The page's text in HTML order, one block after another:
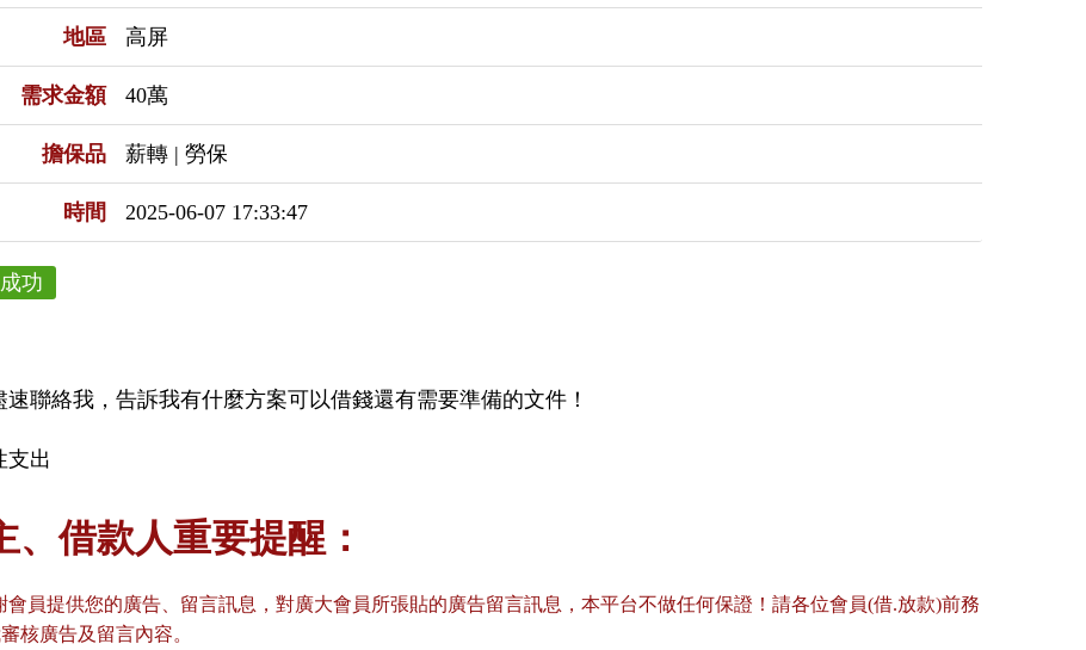
地區 高屏
需求金額 40萬
擔保品 薪轉 | 勞保
時間 2025-06-07 17:33:47
功
速聯絡我，告訴我有什麼方案可以借錢還有需要準備的文件！
支出
、借款人重要提醒：
會員提供您的廣告、留言訊息，對廣大會員所張貼的廣告留言訊息，本平台不做任何保證！請各位會員(借.放款)前務
核廣告及留言內容。